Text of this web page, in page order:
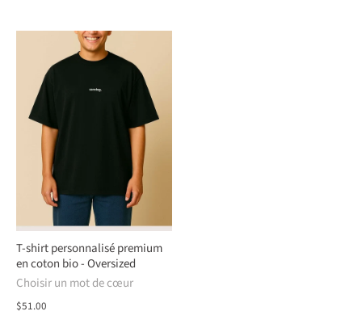
T-shirt personnalisé premium
en coton bio - Oversized
Choisir un mot de cœur
$51.00